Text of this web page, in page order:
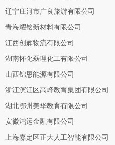
辽宁庄河市广良旅游有限公司
青海耀铭新材料有限公司
江西创辉物流有限公司
湖南怀化磊理化工有限公司
山西锦恩能源有限公司
浙江滨江区高峰教育集团有限公司
湖北鄂州美华教育有限公司
安徽鸿运金融有限公司
上海嘉定区正大人工智能有限公司